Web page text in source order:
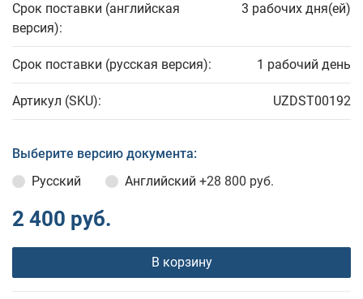
Срок поставки (английская
версия):
3 рабочих дня(ей)
Срок поставки (русская версия): 1 рабочий день
Артикул (SKU): UZDST00192
Выберите версию документа:
Русский
Английский +28 800 руб.
2 400 руб.
В корзину